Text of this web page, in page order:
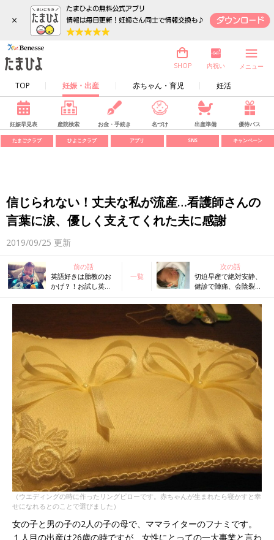
×
TOP 妊娠・出産 赤ちゃん・育児 妊活
SHOP 内祝い メニュー
妊娠早見表 産院検索 お金・手続き 名づけ 出産準備 優待パス
たまごクラブ ひよこクラブ アプリ SNS キャンペーン
信じられない！丈夫な私が流産…看護師さんの
言葉に涙、優しく支えてくれた夫に感謝
2019/09/25 更新
前の話
英語好きは胎教のお
かげ？！お試し英語
親子で楽しむ！
一覧
次の話
切迫早産で絶対安静、
健診で陣痛、会陰裂
りの私の妊娠出産体験
（ウエディングの時に作ったリングピローです。赤ちゃんが生まれたら寝かすと幸
せになれるとのことで選びました）
女の子と男の子の2人の子の母で、ママライターのフナミです。
１人目の出産は26歳の時ですが、女性にとっての一大事業と言わ